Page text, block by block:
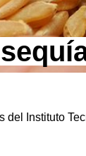
Instituto